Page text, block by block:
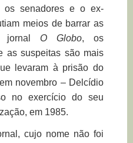
os senadores e o ex-
meios de barrar as
jornal O Globo, os
as suspeitas são mais
levaram à prisão do
novembro – Delcídio
no exercício do seu
em 1985.
cujo nome não foi